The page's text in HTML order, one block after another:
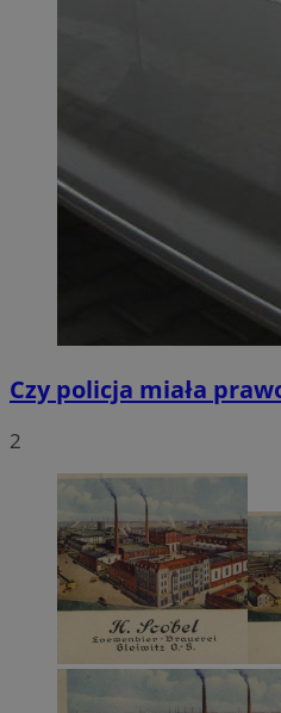
Czy policja miała
2